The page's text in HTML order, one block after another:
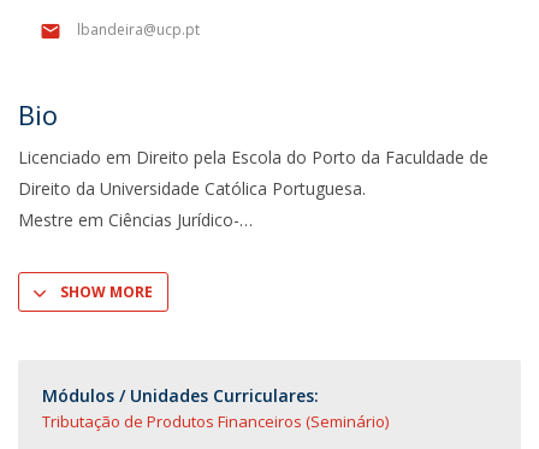
lbandeira@ucp.pt
Bio
Licenciado em Direito pela Escola do Porto da Faculdade de
Direito da Universidade Católica Portuguesa.
Mestre em Ciências Jurídico-
SHOW MORE
Módulos / Unidades Curriculares:
Tributação de Produtos Financeiros (Seminário)